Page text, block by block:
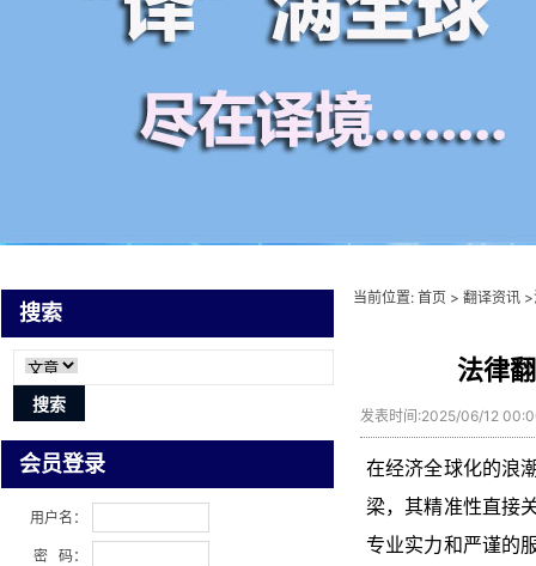
搜索
会员登录
用户名：
密 码：
当前位置: 首页 > 翻译资讯
法律
发表时间:2025/06/12
在经济全球化的浪
梁，其精准性直接
专业实力和严谨的